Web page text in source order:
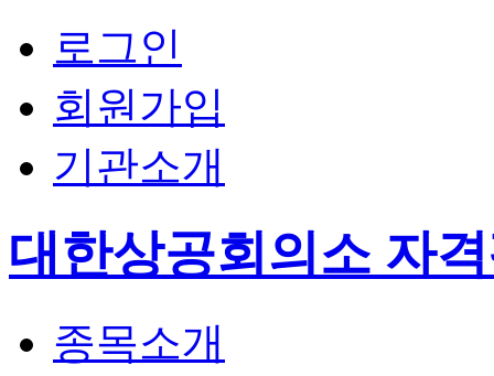
로그인
회원가입
기관소개
대한상공회의소 자
종목소개